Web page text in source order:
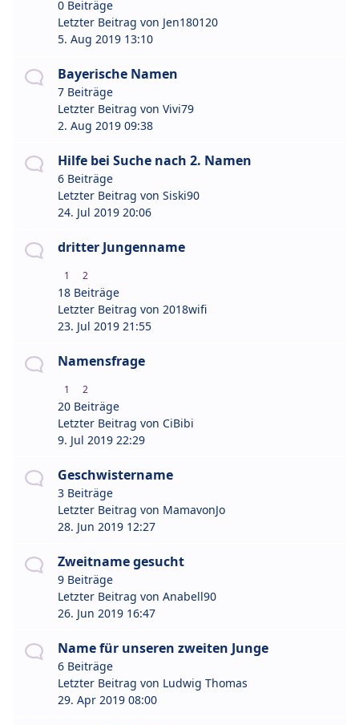
0 Beiträge
Letzter Beitrag von Jen180120
5. Aug 2019 13:10
Bayerische Namen
7 Beiträge
Letzter Beitrag von Vivi79
2. Aug 2019 09:38
Hilfe bei Suche nach 2. Namen
6 Beiträge
Letzter Beitrag von Siski90
24. Jul 2019 20:06
dritter Jungenname
1 2
18 Beiträge
Letzter Beitrag von 2018wifi
23. Jul 2019 21:55
Namensfrage
1 2
20 Beiträge
Letzter Beitrag von CiBibi
9. Jul 2019 22:29
Geschwistername
3 Beiträge
Letzter Beitrag von MamavonJo
28. Jun 2019 12:27
Zweitname gesucht
9 Beiträge
Letzter Beitrag von Anabell90
26. Jun 2019 16:47
Name für unseren zweiten Junge
6 Beiträge
Letzter Beitrag von Ludwig Thomas
29. Apr 2019 08:00